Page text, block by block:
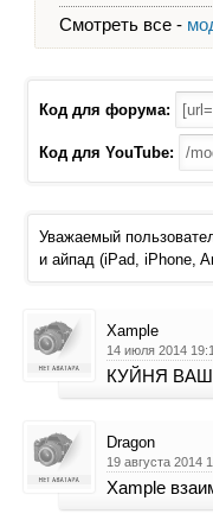
Смотреть все -
Код для форума:
Код для YouTube:
Уважаемый
и айпад (iPad, iPhone,
Xample
14 июля 2014
КУЙНЯ
Dragon
19 августа 2014
Xample